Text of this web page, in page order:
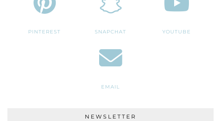
PINTEREST SNAPCHAT YOUTUBE
EMAIL
NEWSLETTER